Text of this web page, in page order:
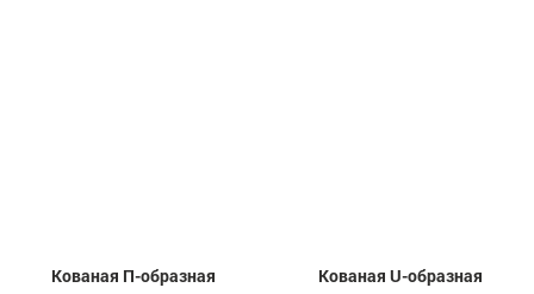
Кованая П-образная Кованая U-образная